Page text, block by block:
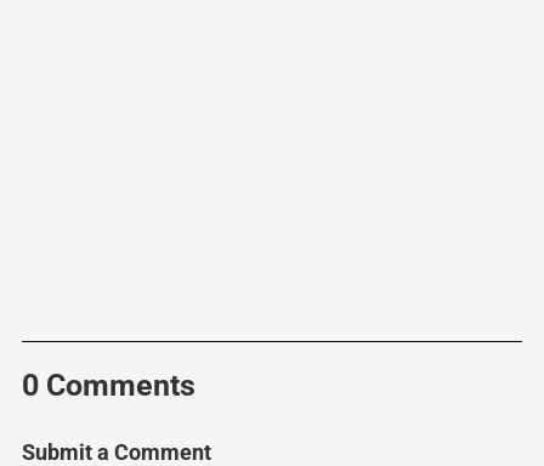
0 Comments
Submit a Comment